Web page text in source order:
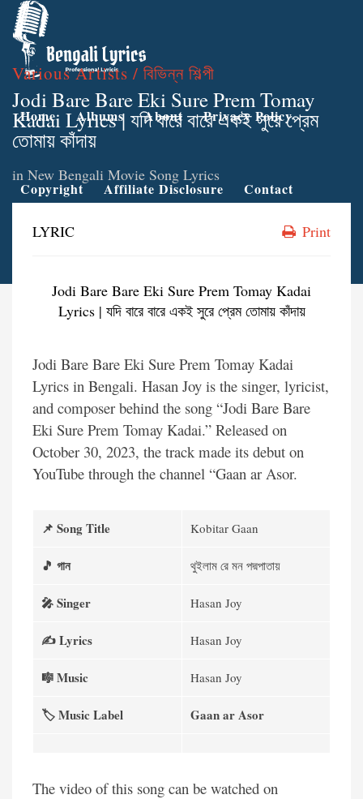
Home Albums About Privacy Policy
Copyright Affiliate Disclosure Contact
Various Artists / বিভিন্ন শিল্পী
Jodi Bare Bare Eki Sure Prem Tomay
Kadai Lyrics | যদি বারে বারে একই সুরে প্রেম
তোমায় কাঁদায়
in New Bengali Movie Song Lyrics
LYRIC Print
Jodi Bare Bare Eki Sure Prem Tomay Kadai
Lyrics | যদি বারে বারে একই সুরে প্রেম তোমায় কাঁদায়
Jodi Bare Bare Eki Sure Prem Tomay Kadai
Lyrics in Bengali. Hasan Joy is the singer, lyricist,
and composer behind the song “Jodi Bare Bare
Eki Sure Prem Tomay Kadai.” Released on
October 30, 2023, the track made its debut on
YouTube through the channel “Gaan ar Asor.
📌 SongTitle Kobitar Gaan
🎵 গান থুইলাম রে মন পদ্মপাতায়
🎤 Singer Hasan Joy
✍️ Lyrics Hasan Joy
🎼 Music Hasan Joy
🏷️ Music Label Gaan ar Asor
The video of this song can be watched on